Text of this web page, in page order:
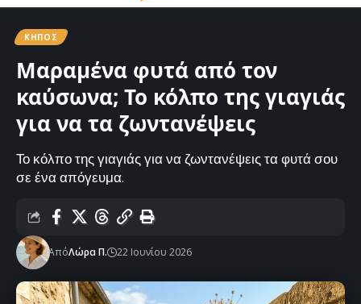
ΚΉΠΟΣ
Μαραμένα φυτά από τον
καύσωνα; Το κόλπο της γιαγιάς
για να τα ζωντανέψεις
Το κόλπο της γιαγιάς για να ζωντανέψεις τα φυτά σου
σε ένα απόγευμα.
ΑπόΛώρα Π. 22 Ιουνίου 2026